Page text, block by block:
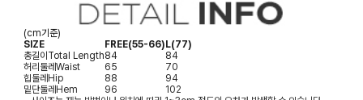
(cm기준)
SIZE
FREE(55-66)L(77)
총길이Total Length84
84
허리둘레Waist 65
70
힙둘레Hip 88
94
밑단둘레Hem 96
102